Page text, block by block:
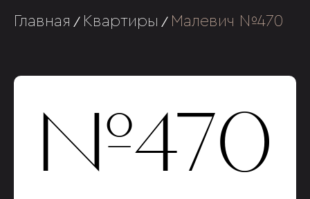
Главная / Квартиры / Малевич №470
№470